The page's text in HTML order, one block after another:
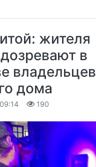
жителя
в
владельцев
дома
190